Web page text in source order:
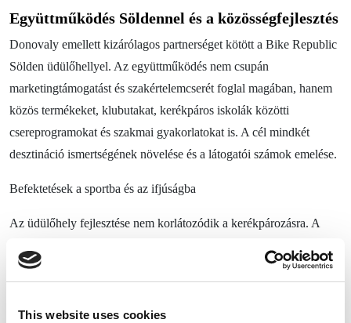
This website uses cookies
Együttműködés Söldennel és a közösségfejlesztés
Donovaly emellett kizárólagos partnerséget kötött a Bike Republic
Sölden üdülőhellyel. Az együttműködés nem csupán
marketingtámogatást és szakértelemcserét foglal magában, hanem
közös termékeket, klubutakat, kerékpáros iskolák közötti
csereprogramokat és szakmai gyakorlatokat is. A cél mindkét
desztináció ismertségének növelése és a látogatói számok emelése.
Befektetések a sportba és az ifjúságba
Az üdülőhely fejlesztése nem korlátozódik a kerékpározásra. A
kiterjedő képzési központ létrehozása, egy gyermekek számára
nevű komplexum, amely kerékpáros iskolát, pumptracket és